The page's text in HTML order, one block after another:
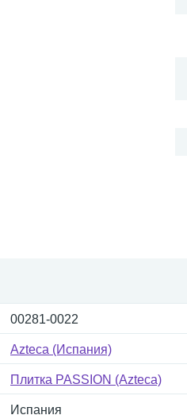
00281-0022
Azteca (Испания)
Плитка PASSION (Azteca)
Испания